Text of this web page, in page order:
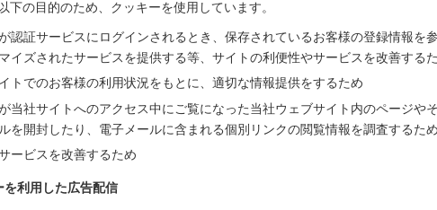
下の目的のため、クッキーを使用しています。
認証サービスにログインされるとき、保存されているお客様の登録情報を
イズされたサービスを提供する等、サイトの利便性やサービスを改善する
トでのお客様の利用状況をもとに、適切な情報提供をするため
当社サイトへのアクセス中にご覧になった当社ウェブサイト内のページや
を開封したり、電子メールに含まれる個別リンクの閲覧情報を調査するため
ービスを改善するため
を利用した広告配信